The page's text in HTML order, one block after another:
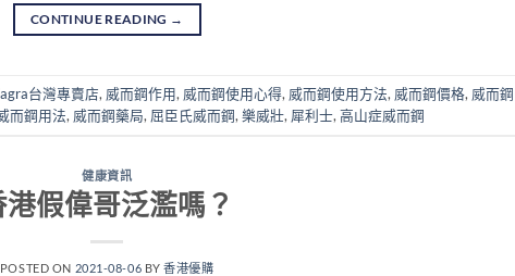
CONTINUE READING →
台灣專賣店, 威而鋼作用, 威而鋼使用心得, 威而鋼使用方法, 威而鋼價格, 威而鋼
而鋼用法, 威而鋼藥局, 屈臣氏威而鋼, 樂威壯, 犀利士, 高山症威而鋼
健康資訊
港假偉哥泛濫嗎？
POSTED ON 2021-08-06 BY香港優購